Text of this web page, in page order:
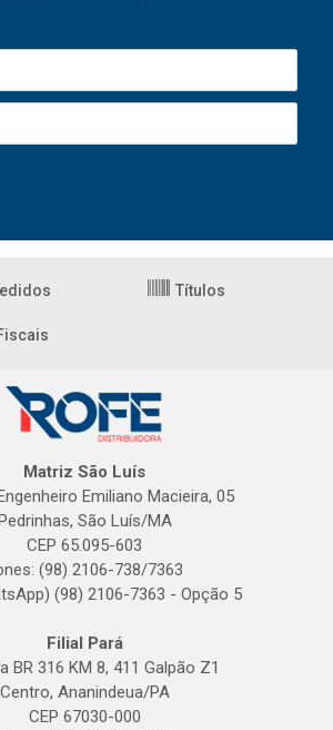
Títulos
Matriz São Luís
Emiliano Macieira, 05
São Luís/MA
CEP 65.095-603
(98) 2106-738/7363
(98) 2106-7363 - Opção 5
Filial Pará
BR 316 KM 8, 411 Galpão Z1
Centro, Ananindeua/PA
CEP 67030-000